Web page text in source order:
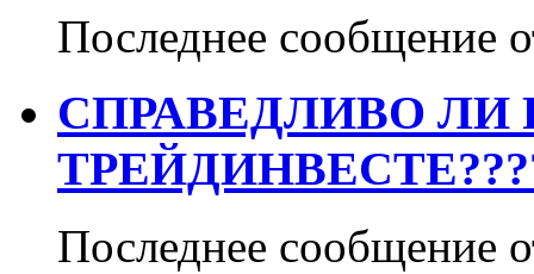
Последнее сообщение
СПРАВЕДЛИВО ЛИ
Последнее сообщение